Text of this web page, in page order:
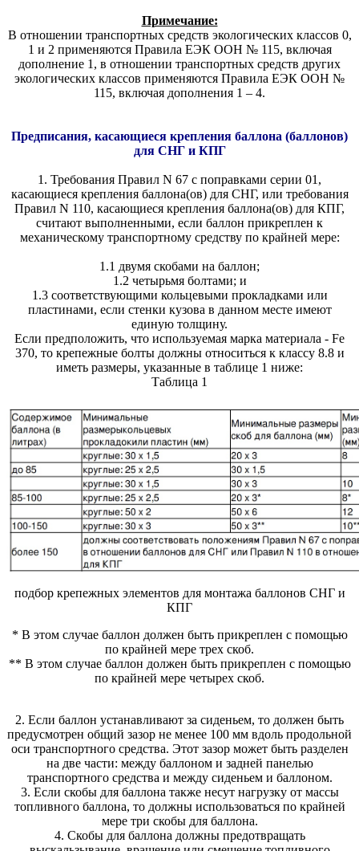
Примечание:
В отношении транспортных средств экологических классов 0,
1 и 2 применяются Правила ЕЭК ООН № 115, включая
дополнение 1, в отношении транспортных средств других
экологических классов применяются Правила ЕЭК ООН №
115, включая дополнения 1 – 4.
Предписания, касающиеся крепления баллона (баллонов)
для СНГ и КПГ
1. Требования Правил N 67 с поправками серии 01,
касающиеся крепления баллона(ов) для СНГ, или требования
Правил N 110, касающиеся крепления баллона(ов) для КПГ,
считают выполненными, если баллон прикреплен к
механическому транспортному средству по крайней мере:
1.1 двумя скобами на баллон;
1.2 четырьмя болтами; и
1.3 соответствующими кольцевыми прокладками или
пластинами, если стенки кузова в данном месте имеют
единую толщину.
Если предположить, что используемая марка материала - Fе
370, то крепежные болты должны относиться к классу 8.8 и
иметь размеры, указанные в таблице 1 ниже:
Таблица 1
подбор крепежных элементов для монтажа баллонов СНГ и
КПГ
* В этом случае баллон должен быть прикреплен с помощью
по крайней мере трех скоб.
** В этом случае баллон должен быть прикреплен с помощью
по крайней мере четырех скоб.
2. Если баллон устанавливают за сиденьем, то должен быть
предусмотрен общий зазор не менее 100 мм вдоль продольной
оси транспортного средства. Этот зазор может быть разделен
на две части: между баллоном и задней панелью
транспортного средства и между сиденьем и баллоном.
3. Если скобы для баллона также несут нагрузку от массы
топливного баллона, то должны использоваться по крайней
мере три скобы для баллона.
4. Скобы для баллона должны предотвращать